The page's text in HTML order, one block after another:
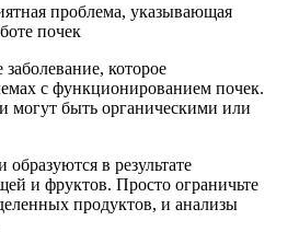
проблема, указывающая
почек
которое
с функционированием почек.
могут быть органическими или
в результате
и фруктов. Просто ограничьте
продуктов, и анализы